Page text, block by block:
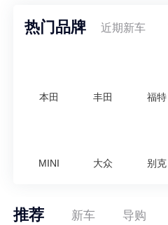
热门品牌 近期新车
本田 丰田 福特
MINI 大众 别克
推荐 新车 导购